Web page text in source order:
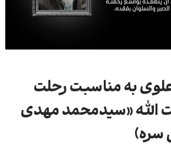
به مناسبت رحلت
الله «سیدمحمد مهدی